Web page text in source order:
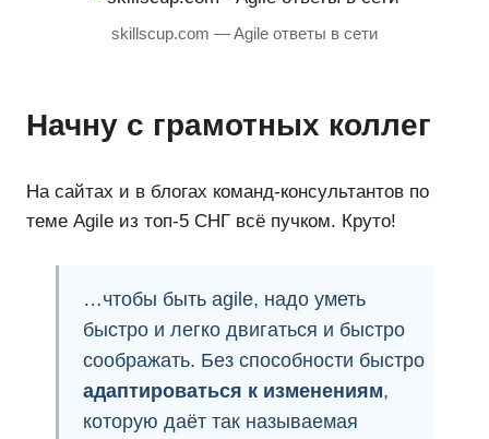
skillscup.com — Agile ответы в сети
Начну с грамотных коллег
На сайтах и в блогах команд-консультантов по
теме Agile из топ-5 СНГ всё пучком. Круто!
…чтобы быть agile, надо уметь
быстро и легко двигаться и быстро
соображать. Без способности быстро
адаптироваться к изменениям,
которую даёт так называемая